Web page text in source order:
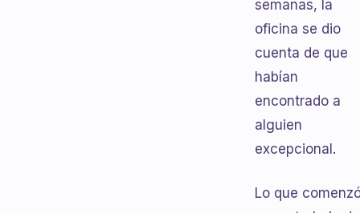
semanas, la
oficina se dio
cuenta de que
habían
encontrado a
alguien
excepcional.
Lo que